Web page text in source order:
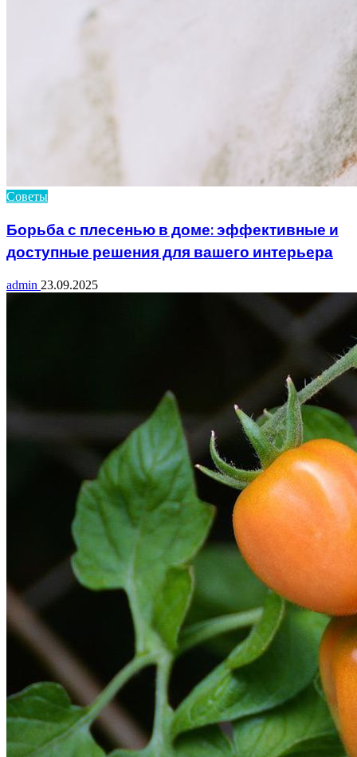
Советы
Борьба с плесенью в доме: эффективные и
доступные решения для вашего интерьера
admin 23.09.2025